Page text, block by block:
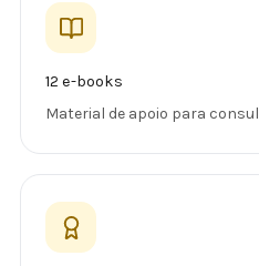
12 e-books
Material de apoio para